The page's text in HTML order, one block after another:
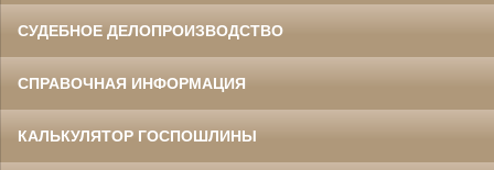
СУДЕБНОЕ ДЕЛОПРОИЗВОДСТВО
СПРАВОЧНАЯ ИНФОРМАЦИЯ
КАЛЬКУЛЯТОР ГОСПОШЛИНЫ